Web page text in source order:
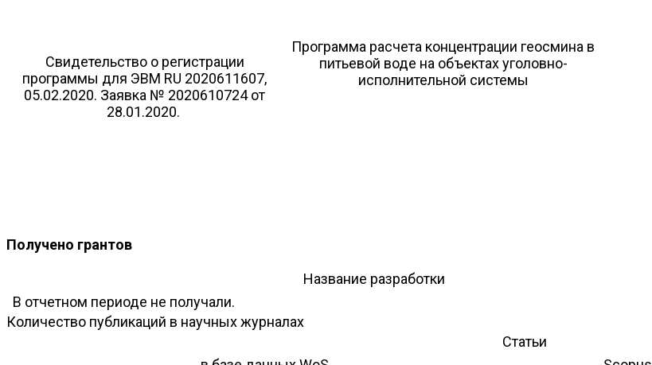
Свидетельство о регистрации
программы для ЭВМ RU 2020611607,
05.02.2020. Заявка № 2020610724 от
28.01.2020.
Программа расчета концентрации геосмина в
питьевой воде на объектах уголовно-
исполнительной системы
Получено грантов
Название разработки
В отчетном периоде не получали.
Количество публикаций в научных журналах
Статьи